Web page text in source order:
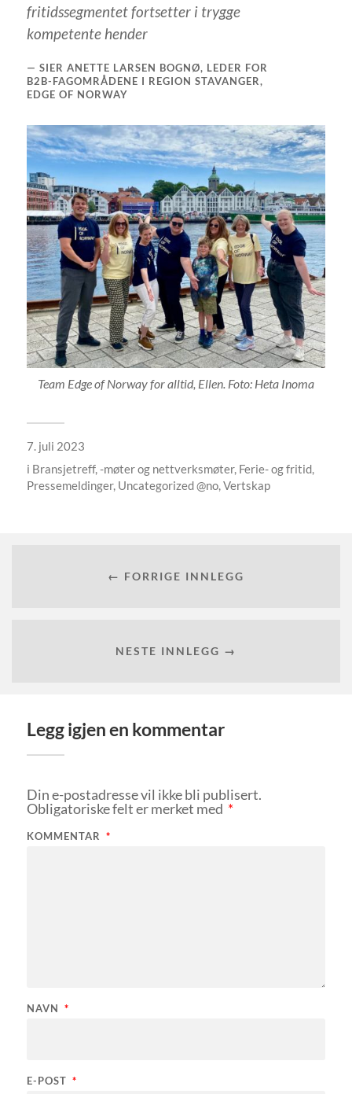
fritidssegmentet fortsetter i trygge
kompetente hender
SIER ANETTE LARSEN BOGNØ, LEDER FOR
B2B-FAGOMRÅDENE I REGION STAVANGER,
EDGE OF NORWAY
Team Edge of Norway for alltid, Ellen. Foto: Heta Inoma
7. juli 2023
i Bransjetreff, -møter og nettverksmøter, Ferie- og fritid,
Pressemeldinger, Uncategorized @no,Vertskap
← FORRIGE INNLEGG
NESTE INNLEGG →
Legg igjen en kommentar
Din e-postadresse vil ikke bli publisert.
Obligatoriske felt er merket med *
KOMMENTAR *
NAVN *
E-POST *